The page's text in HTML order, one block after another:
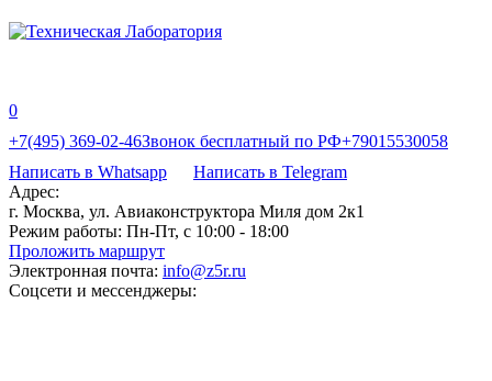
0
+7(495) 369-02-46Звонок бесплатный по РФ+79015530058
Написать в Whatsapp
Написать в Telegram
Адрес:
г. Москва, ул. Авиаконструктора Миля дом 2к1
Режим работы: Пн-Пт, с 10:00 - 18:00
Проложить маршрут
Электронная почта: info@z5r.ru
Соцсети и мессенджеры: